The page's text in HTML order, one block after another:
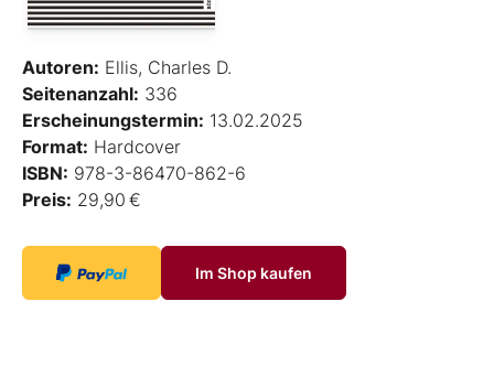
Autoren: Ellis, Charles D.
Seitenanzahl: 336
Erscheinungstermin: 13.02.2025
Format: Hardcover
ISBN: 978-3-86470-862-6
Preis: 29,90 €
Im Shop kaufen